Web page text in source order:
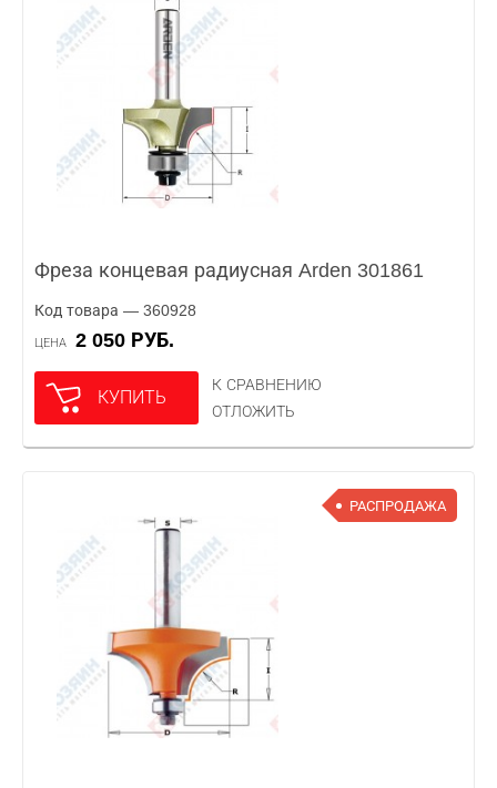
Фреза концевая радиусная Arden 301861
Код товара — 360928
ЦЕНА 2 050 РУБ.
КУПИТЬ
К СРАВНЕНИЮ
ОТЛОЖИТЬ
РАСПРОДАЖА